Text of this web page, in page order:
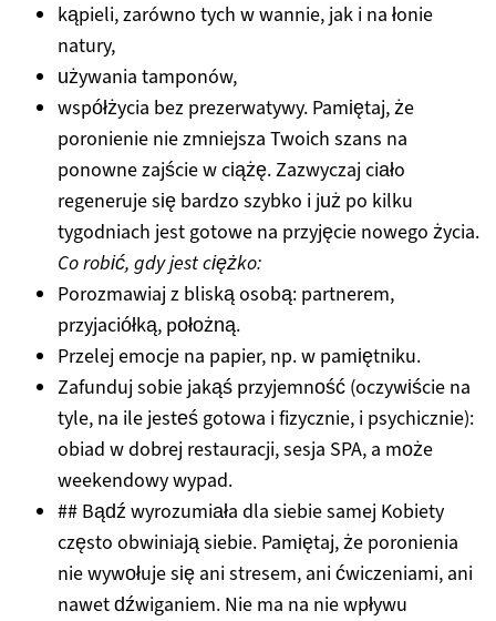
kąpieli, zarówno tych w wannie, jak i na łonie
natury,
używania tamponów,
współżycia bez prezerwatywy. Pamiętaj, że
poronienie nie zmniejsza Twoich szans na
ponowne zajście w ciążę. Zazwyczaj ciało
regeneruje się bardzo szybko i już po kilku
tygodniach jest gotowe na przyjęcie nowego życia.
Co robić, gdy jest ciężko:
Porozmawiaj z bliską osobą: partnerem,
przyjaciółką, położną.
Przelej emocje na papier, np. w pamiętniku.
Zafunduj sobie jakąś przyjemność (oczywiście na
tyle, na ile jesteś gotowa i fizycznie, i psychicznie):
obiad w dobrej restauracji, sesja SPA, a może
weekendowy wypad.
## Bądź wyrozumiała dla siebie samej Kobiety
często obwiniają siebie. Pamiętaj, że poronienia
nie wywołuje się ani stresem, ani ćwiczeniami, ani
nawet dźwiganiem. Nie ma na nie wpływu